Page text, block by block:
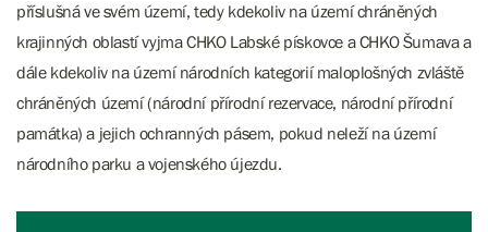
příslušná ve svém území, tedy kdekoliv na území chráněných
krajinných oblastí vyjma CHKO Labské pískovce a CHKO Šumava a
dále kdekoliv na území národních kategorií maloplošných zvláště
chráněných území (národní přírodní rezervace, národní přírodní
památka) a jejich ochranných pásem, pokud neleží na území
národního parku a vojenského újezdu.